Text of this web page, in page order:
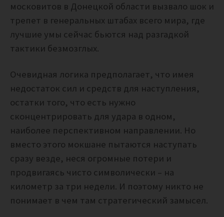
московитов в Донецкой области вызвало шок и
трепет в генеральных штабах всего мира, где
лучшие умы сейчас бьются над разгадкой
тактики безмозглых.
Очевидная логика предполагает, что имея
недостаток сил и средств для наступления,
остатки того, что есть нужно
сконцентрировать для удара в одном,
наиболее перспективном направлении. Но
вместо этого мокшане пытаются наступать
сразу везде, неся огромные потери и
продвигаясь чисто символически – на
километр за три недели. И поэтому никто не
понимает в чем там стратегический замысел.